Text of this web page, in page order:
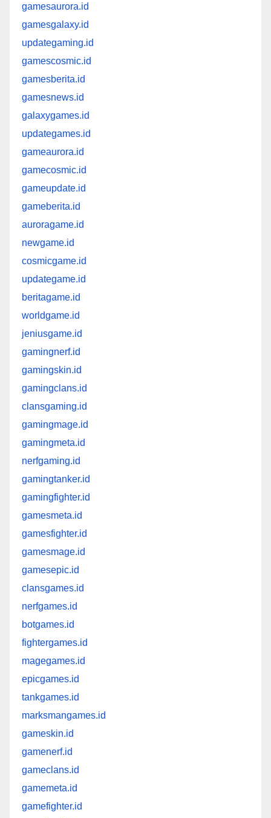
gamesaurora.id
gamesgalaxy.id
updategaming.id
gamescosmic.id
gamesberita.id
gamesnews.id
galaxygames.id
updategames.id
gameaurora.id
gamecosmic.id
gameupdate.id
gameberita.id
auroragame.id
newgame.id
cosmicgame.id
updategame.id
beritagame.id
worldgame.id
jeniusgame.id
gamingnerf.id
gamingskin.id
gamingclans.id
clansgaming.id
gamingmage.id
gamingmeta.id
nerfgaming.id
gamingtanker.id
gamingfighter.id
gamesmeta.id
gamesfighter.id
gamesmage.id
gamesepic.id
clansgames.id
nerfgames.id
botgames.id
fightergames.id
magegames.id
epicgames.id
tankgames.id
marksmangames.id
gameskin.id
gamenerf.id
gameclans.id
gamemeta.id
gamefighter.id